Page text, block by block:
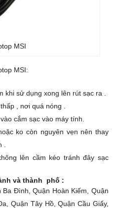
MSI
MSI:
sử dụng xong lên rút sạc ra .
, nơi quá nóng .
cắm sạc vào máy tính.
ko còn nguyên vẹn nên thay
lên cầm kéo tránh đây sạc
và thành phố :
Ba Đình, Quận Hoàn Kiếm, Quận
Quận Tây Hồ, Quận Cầu Giấy,